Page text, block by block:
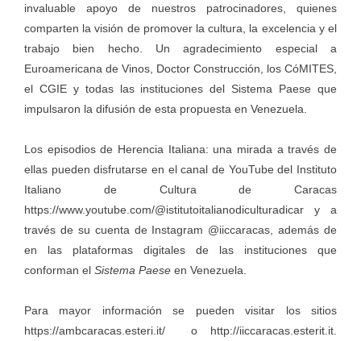
invaluable apoyo de nuestros patrocinadores, quienes
comparten la visión de promover la cultura, la excelencia y el
trabajo bien hecho. Un agradecimiento especial a
Euroamericana de Vinos, Doctor Construcción, los CóMITES,
el CGIE y todas las instituciones del Sistema Paese que
impulsaron la difusión de esta propuesta en Venezuela.
Los episodios de Herencia Italiana: una mirada a través de
ellas pueden disfrutarse en el canal de YouTube del Instituto
Italiano de Cultura de Caracas
https://www.youtube.com/@istitutoitalianodiculturadicar y a
través de su cuenta de Instagram @iiccaracas, además de
en las plataformas digitales de las instituciones que
conforman el Sistema Paese en Venezuela.
Para mayor información se pueden visitar los sitios
https://ambcaracas.esteri.it/ o http://iiccaracas.esterit.it